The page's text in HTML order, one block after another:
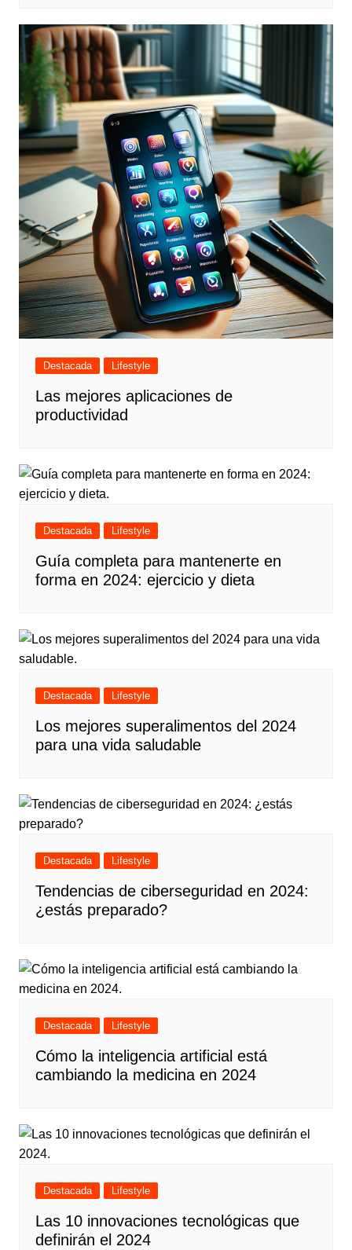
Destacada Lifestyle
Las mejores aplicaciones de
productividad
Destacada Lifestyle
Guía completa para mantenerte en
forma en 2024: ejercicio y dieta
Destacada Lifestyle
Los mejores superalimentos del 2024
para una vida saludable
Destacada Lifestyle
Tendencias de ciberseguridad en 2024:
¿estás preparado?
Destacada Lifestyle
Cómo la inteligencia artificial está
cambiando la medicina en 2024
Destacada Lifestyle
Las 10 innovaciones tecnológicas que
definirán el 2024